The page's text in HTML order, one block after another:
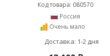
Код товара: 080570
Россия
Очень мало
Доставка: 1-2 дня